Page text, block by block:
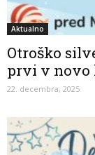
Aktualno
Otroško
prvi v novo
22. decembra, 2025